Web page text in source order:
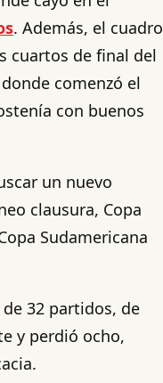
. Además, el cuadro
cuartos de final del
comenzó el
con buenos
un nuevo
clausura, Copa
Sudamericana
32 partidos, de
y perdió ocho,